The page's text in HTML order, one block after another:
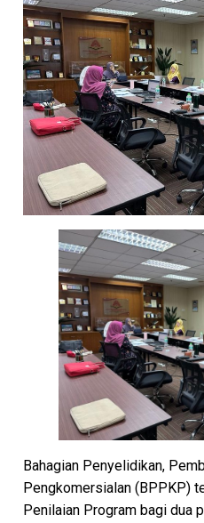
Bahagian Penyelidikan,
Pengkomersialan (BPPKP)
Penilaian Program bagi dua